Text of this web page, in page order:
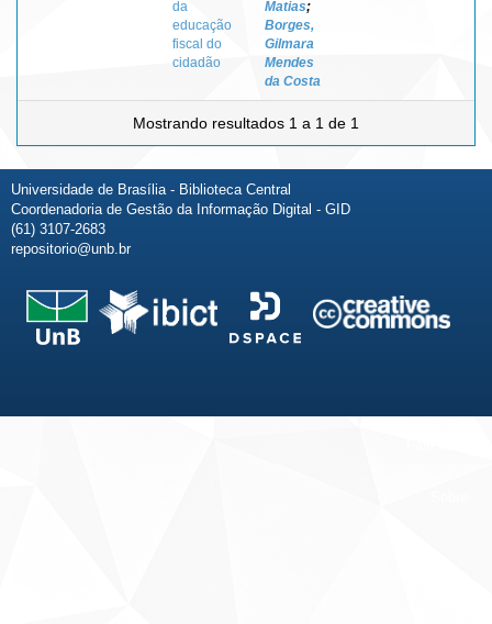
da
educação
fiscal do
cidadão
Matias;
Borges,
Gilmara
Mendes
da Costa
Mostrando resultados 1 a 1 de 1
Universidade de Brasília - Biblioteca Central
Coordenadoria de Gestão da Informação Digital - GID
(61) 3107-2683
repositorio@unb.br